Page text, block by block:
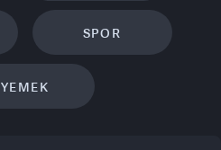
SPOR
YEMEK